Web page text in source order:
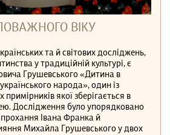
ВІКУ
та й світових досліджень,
у традиційній культурі, є
Грушевського «Дитина в
народа», один із
примірників якої зберігається в
Дослідження було упорядковано
Івана Франка й
Михайла Грушевського у двох